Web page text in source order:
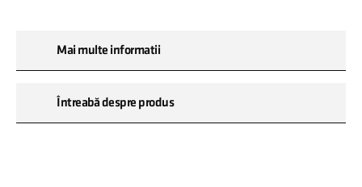
Mai multe informatii
Întreabă despre produs